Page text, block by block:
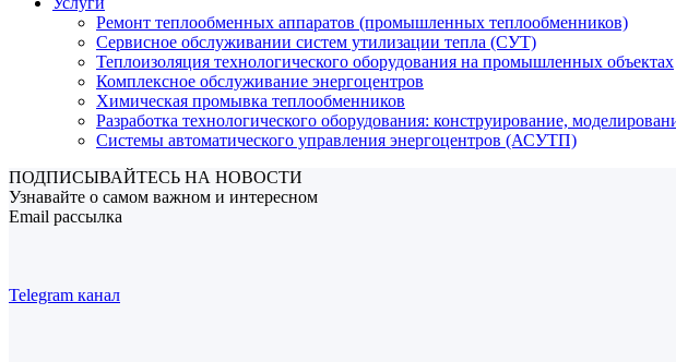
Ремонт теплообменных аппаратов (промышленных теплообменников)
Сервисное обслуживании систем утилизации тепла (СУТ)
Теплоизоляция технологического оборудования на промышленных объектах
Комплексное обслуживание энергоцентров
Химическая промывка теплообменников
Разработка технологического оборудования: конструирование,
Системы автоматического управления энергоцентров (АСУТП)
ПОДПИСЫВАЙТЕСЬ НА НОВОСТИ
Узнавайте о самом важном и интересном
Email рассылка
Telegram канал